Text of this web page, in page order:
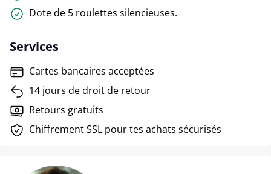
Dote de 5 roulettes silencieuses.
Services
Cartes bancaires acceptées
14 jours de droit de retour
Retours gratuits
Chiffrement SSL pour tes achats sécurisés